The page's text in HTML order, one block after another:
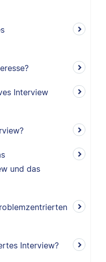
Interview
und das
Interview?